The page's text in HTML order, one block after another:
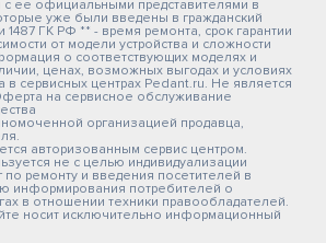
с ее официальными представителями в
уже были введены в гражданский
1487 ГК РФ ** - время ремонта, срок гарантии
от модели устройства и сложности
о соответствующих моделях и
ценах, возможных выгодах и условиях
в сервисных центрах Pedant.ru. Не является
на сервисное обслуживание
организацией продавца,
авторизованным сервис центром.
не с целью индивидуализации
по ремонту и введения посетителей в
информирования потребителей о
в отношении техники правообладателей.
носит исключительно информационный